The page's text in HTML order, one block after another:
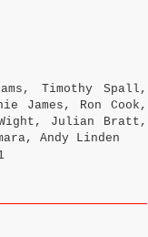
Timothy Spall,
James, Ron Cook,
Wight, Julian Bratt,
Andy Linden